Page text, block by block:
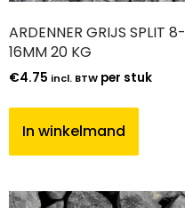
ARDENNER GRIJS SPLIT 8-
16MM 20 KG
€4.75 incl. BTW per stuk
In winkelmand